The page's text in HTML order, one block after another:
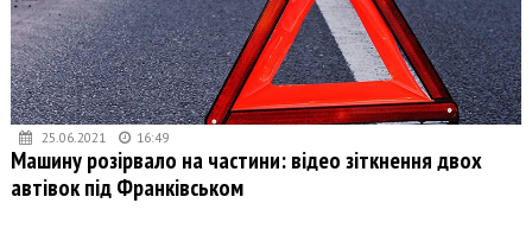
25.06.2021 16:49
Машину розірвало на частини: відео зіткнення двох
автівок під Франківськом